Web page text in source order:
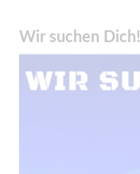
Wir suchen Dich!